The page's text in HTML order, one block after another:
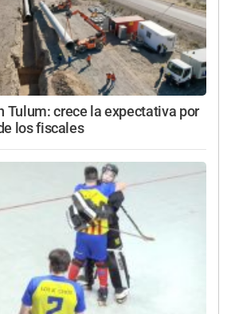
Tulum: crece la expectativa por
los fiscales